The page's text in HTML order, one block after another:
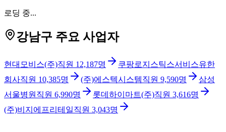
로딩 중...
강남구 주요 사업자
현대모비스(주)직원 12,187명
쿠팡로지스틱스서비스유한
회사직원 10,385명 (주)에스텍시스템직원 9,590명
삼성
서울병원 직원 6,990명 롯데하이마트(주)직원 3,616명
(주)비지에프리테일직원 3,043명